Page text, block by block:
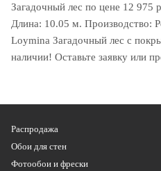
Загадочный лес по цене 12
Длина: 10.05 м. Производство:
Loymina Загадочный лес с
наличии! Оставьте заявку или
Распродажа
Обои для стен
Фотообои и фрески